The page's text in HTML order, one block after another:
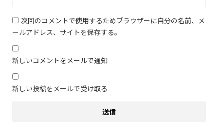
次回のコメントで使用するためブラウザーに自分の名前、メ
ールアドレス、サイトを保存する。
新しいコメントをメールで通知
新しい投稿をメールで受け取る